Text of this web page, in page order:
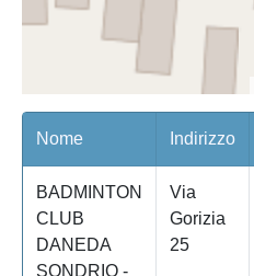
Nome Indirizzo
BADMINTON
CLUB
DANEDA
SONDRIO -
Via
Gorizia
25